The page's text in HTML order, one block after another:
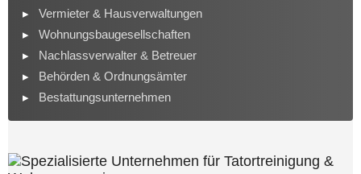
Vermieter & Hausverwaltungen
Wohnungsbaugesellschaften
Nachlassverwalter & Betreuer
Behörden & Ordnungsämter
Bestattungsunternehmen